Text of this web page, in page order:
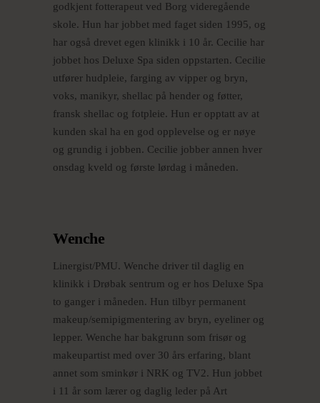
godkjent fotterapeut ved Borg videregående
skole. Hun har jobbet med faget siden 1995, og
har også drevet egen klinikk i 10 år. Cecilie har
jobbet hos Deluxe Spa siden oppstarten. Cecilie
utfører hudpleie, farging av vipper og bryn,
voks, manikyr, shellac på hender og føtter,
fransk shellac og fotpleie. Hun er opptatt av at
kunden skal ha en god opplevelse og er nøye
og grundig i jobben. Cecilie jobber annen hver
onsdag kveld og første lørdag i måneden.
Wenche
Linergist/PMU. Wenche driver til daglig en
klinikk i Drøbak sentrum og er hos Deluxe Spa
to ganger i måneden. Hun tilbyr permanent
makeup/semipigmentering av bryn, eyeliner og
lepper. Wenche har bakgrunn som frisør og
makeupartist med over 30 års erfaring, blant
annet som sminkør i NRK og TV2. Hun jobbet
i 11 år som lærer og daglig leder på Art